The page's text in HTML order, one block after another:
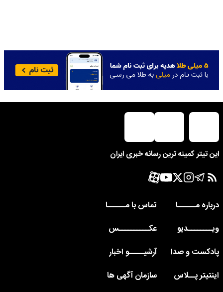
این تیتر کمینه ترین رسانه خبری ایران
درباره مــــــا
تماس با مــــــا
ویــــــــدیو
عکــــــــــس
پادکست و صدا
آرشیـــــو اخبار
اینتیتر پــلاس
سازمان آگهی ها